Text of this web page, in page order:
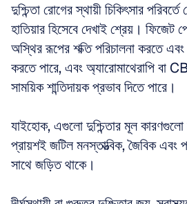
দুশ্চিন্তা রোগের স্থায়ী চিকিৎসার
হাতিয়ার হিসেবে দেখাই শ্রেয়। ফিজেট
অস্থির রূপের শক্তি পরিচালনা করতে
করতে পারে, এবং অ্যারোমাথেরাপি বা
সাময়িক শান্তিদায়ক প্রভাব দিতে পারে।
যাইহোক, এগুলো দুশ্চিন্তার মূল কারণগুলো
প্রায়শই জটিল মনস্তাত্ত্বিক, জৈবিক
সাথে জড়িত থাকে।